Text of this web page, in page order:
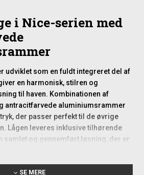
i Nice-serien med
udviklet som en fuldt integreret del af
en harmonisk, stilren og
til haven. Kombinationen af
antracitfarvede aluminiumsrammer
der passer perfekt til de øvrige
Lågen leveres inklusive tilhørende
samlet og gennemført løsning, der er
SE MERE